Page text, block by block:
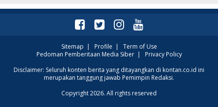
Sitemap | Profile | Term of Use
Pedoman Pemberitaan Media Siber| Privacy Policy
Disclaimer: Seluruh konten berita yang ditayangkan di kontan.co.id ini
merupakan tanggung jawab Pemimpin Redaksi.
Copyright 2026. All rights reserved